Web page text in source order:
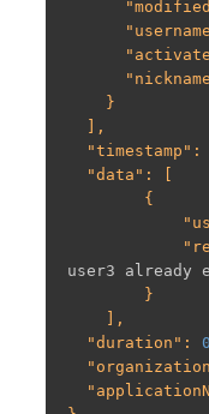
      "
modified
      "
username
      "
      "
nickname
  "
timestamp ":
  "
data ": [
            "
            "
user3 already
  "
duration ": 0
  "
organization
  "